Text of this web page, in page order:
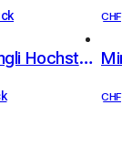
CHF
Bio Apfelringli Hochstamm 60g
CHF